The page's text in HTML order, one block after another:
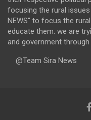
focusing the rural
NEWS" to focus the
educate them. we are
and government
@Team Sira News